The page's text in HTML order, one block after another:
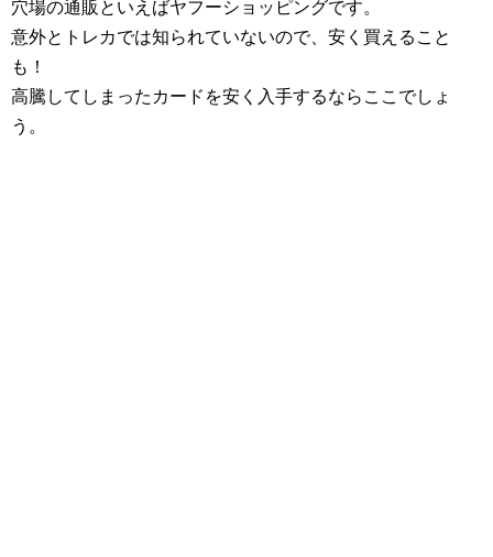
穴場の通販といえばヤフーショッピングです。
意外とトレカでは知られていないので、安く買えること
も！
高騰してしまったカードを安く入手するならここでしょ
う。